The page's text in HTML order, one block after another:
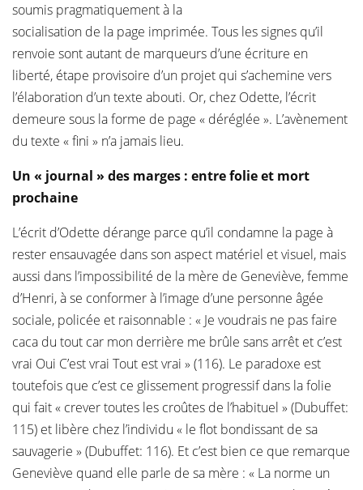
soumis pragmatiquement à la
socialisation de la page imprimée. Tous les signes qu’il
renvoie sont autant de marqueurs d’une écriture en
liberté, étape provisoire d’un projet qui s’achemine vers
l’élaboration d’un texte abouti. Or, chez Odette, l’écrit
demeure sous la forme de page « déréglée ». L’avènement
du texte « fini » n’a jamais lieu.
Un « journal » des marges : entre folie et mort
prochaine
L’écrit d’Odette dérange parce qu’il condamne la page à
rester ensauvagée dans son aspect matériel et visuel, mais
aussi dans l’impossibilité de la mère de Geneviève, femme
d’Henri, à se conformer à l’image d’une personne âgée
sociale, policée et raisonnable : « Je voudrais ne pas faire
caca du tout car mon derrière me brûle sans arrêt et c’est
vrai Oui C’est vrai Tout est vrai » (116). Le paradoxe est
toutefois que c’est ce glissement progressif dans la folie
qui fait « crever toutes les croûtes de l’habituel » (Dubuffet:
115) et libère chez l’individu « le flot bondissant de sa
sauvagerie » (Dubuffet: 116). Et c’est bien ce que remarque
Geneviève quand elle parle de sa mère : « La norme un